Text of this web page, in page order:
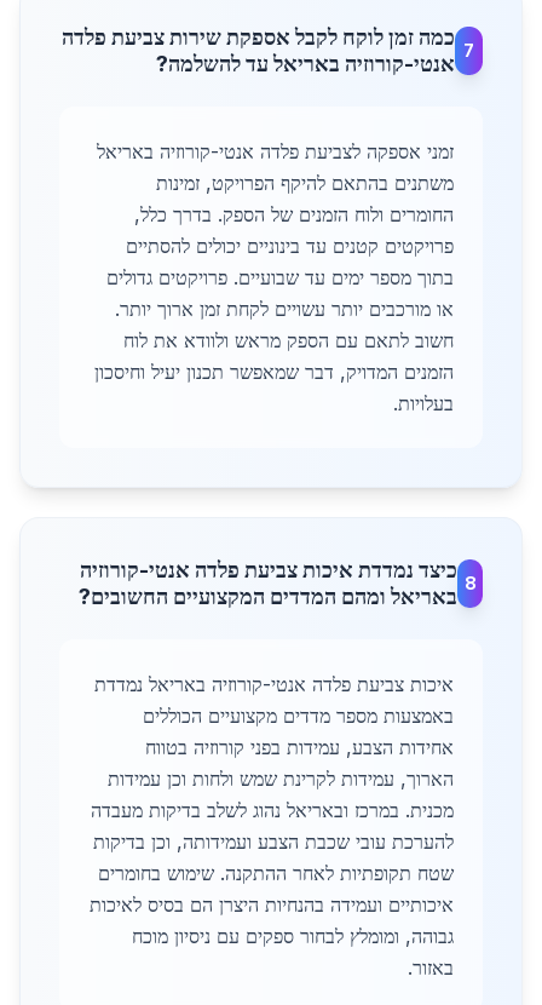
7
כמה זמן לוקח לקבל אספקת שירות צביעת פלדה
אנטי-קורוזיה באריאל עד להשלמה?
זמני אספקה לצביעת פלדה אנטי-קורוזיה באריאל
משתנים בהתאם להיקף הפרויקט, זמינות
החומרים ולוח הזמנים של הספק. בדרך כלל,
פרויקטים קטנים עד בינוניים יכולים להסתיים
בתוך מספר ימים עד שבועיים. פרויקטים גדולים
או מורכבים יותר עשויים לקחת זמן ארוך יותר.
חשוב לתאם עם הספק מראש ולוודא את לוח
הזמנים המדויק, דבר שמאפשר תכנון יעיל וחיסכון
בעלויות.
8
כיצד נמדדת איכות צביעת פלדה אנטי-קורוזיה
באריאל ומהם המדדים המקצועיים החשובים?
איכות צביעת פלדה אנטי-קורוזיה באריאל נמדדת
באמצעות מספר מדדים מקצועיים הכוללים
אחידות הצבע, עמידות בפני קורוזיה בטווח
הארוך, עמידות לקרינת שמש ולחות וכן עמידות
מכנית. במרכז ובאריאל נהוג לשלב בדיקות מעבדה
להערכת עובי שכבת הצבע ועמידותה, וכן בדיקות
שטח תקופתיות לאחר ההתקנה. שימוש בחומרים
איכותיים ועמידה בהנחיות היצרן הם בסיס לאיכות
גבוהה, ומומלץ לבחור ספקים עם ניסיון מוכח
באזור.